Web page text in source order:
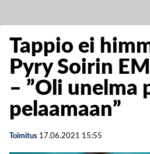
Tappio ei
Pyry Soirin
– ”Oli unelma
pelaamaan”
Toimitus 17.06.2021 15:55